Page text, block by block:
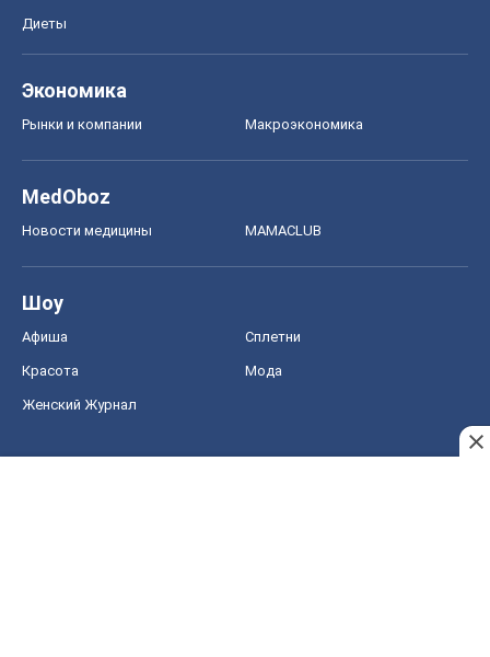
Диеты
Экономика
Рынки и компании Mакроэкономика
MedOboz
Новости медицины MAMACLUB
Шоу
Афиша Сплетни
Красота Мода
Женский Журнал